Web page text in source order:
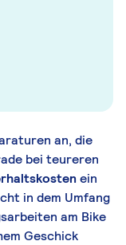
an, die
bei teureren
ein
in dem Umfang
am Bike
Geschick